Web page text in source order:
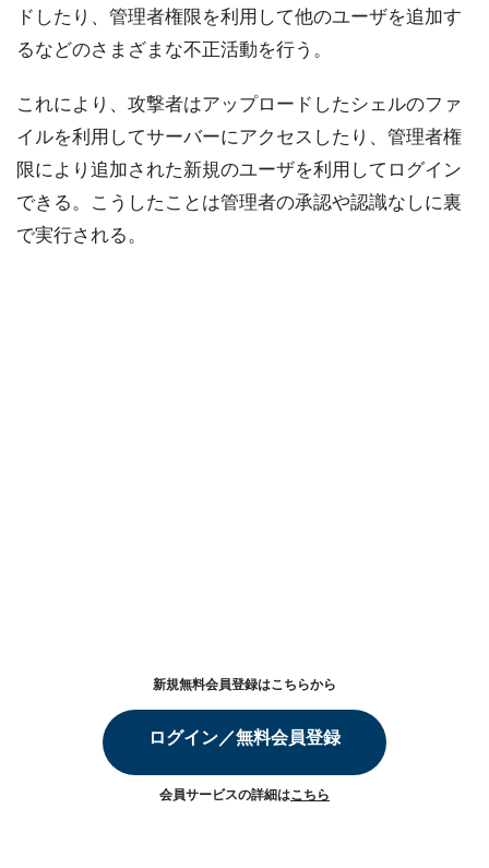
ドしたり、管理者権限を利用して他のユーザを追加す
るなどのさまざまな不正活動を行う。
これにより、攻撃者はアップロードしたシェルのファ
イルを利用してサーバーにアクセスしたり、管理者権
限により追加された新規のユーザを利用してログイン
できる。こうしたことは管理者の承認や認識なしに裏
で実行される。
新規無料会員登録はこちらから
ログイン／無料会員登録
会員サービスの詳細はこちら